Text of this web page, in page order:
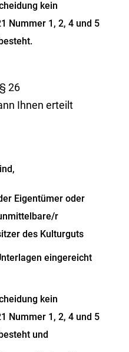
kein
Nummer 1, 2, 4 und 5
26
Ihnen erteilt
Eigentümer oder
r
des Kulturguts
eingereicht
kein
Nummer 1, 2, 4 und 5
und